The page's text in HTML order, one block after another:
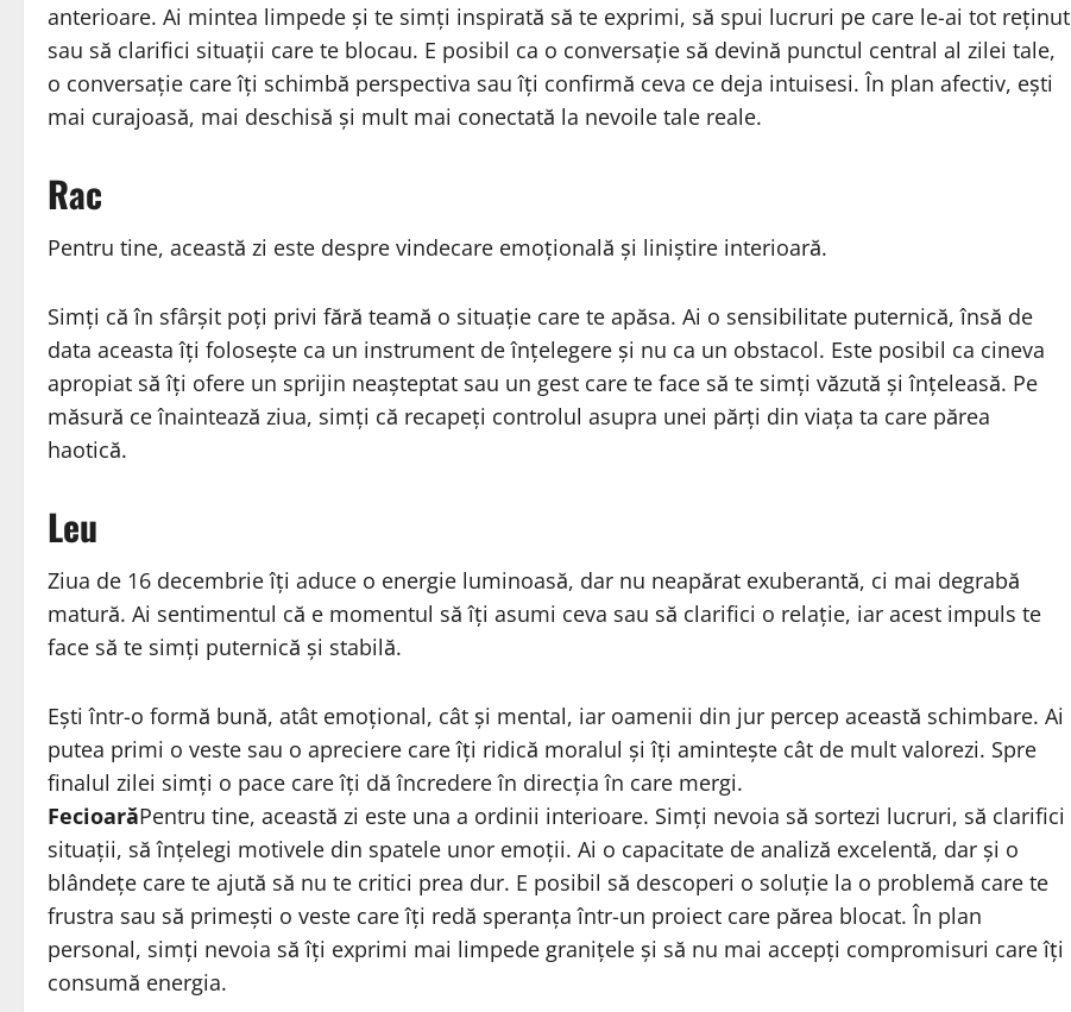
anterioare. Ai mintea limpede și te simți inspirată să te exprimi, să spui lucruri pe care le-ai tot reținut
sau să clarifici situații care te blocau. E posibil ca o conversație să devină punctul central al zilei tale,
o conversație care îți schimbă perspectiva sau îți confirmă ceva ce deja intuisesi. În plan afectiv, ești
mai curajoasă, mai deschisă și mult mai conectată la nevoile tale reale.
Rac
Pentru tine, această zi este despre vindecare emoțională și liniștire interioară.
Simți că în sfârșit poți privi fără teamă o situație care te apăsa. Ai o sensibilitate puternică, însă de
data aceasta îți folosește ca un instrument de înțelegere și nu ca un obstacol. Este posibil ca cineva
apropiat să îți ofere un sprijin neașteptat sau un gest care te face să te simți văzută și înțeleasă. Pe
măsură ce înaintează ziua, simți că recapeți controlul asupra unei părți din viața ta care părea
haotică.
Leu
Ziua de 16 decembrie îți aduce o energie luminoasă, dar nu neapărat exuberantă, ci mai degrabă
matură. Ai sentimentul că e momentul să îți asumi ceva sau să clarifici o relație, iar acest impuls te
face să te simți puternică și stabilă.
Ești într-o formă bună, atât emoțional, cât și mental, iar oamenii din jur percep această schimbare. Ai
putea primi o veste sau o apreciere care îți ridică moralul și îți amintește cât de mult valorezi. Spre
finalul zilei simți o pace care îți dă încredere în direcția în care mergi.
FecioarăPentru tine, această zi este una a ordinii interioare. Simți nevoia să sortezi lucruri, să clarifici
situații, să înțelegi motivele din spatele unor emoții. Ai o capacitate de analiză excelentă, dar și o
blândețe care te ajută să nu te critici prea dur. E posibil să descoperi o soluție la o problemă care te
frustra sau să primești o veste care îți redă speranța într-un proiect care părea blocat. În plan
personal, simți nevoia să îți exprimi mai limpede granițele și să nu mai accepți compromisuri care îți
consumă energia.